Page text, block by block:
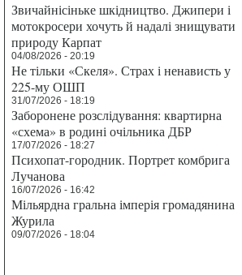
Звичайнісіньке шкідництво. Джипери і
мотокросери хочуть й надалі знищувати
природу Карпат
04/08/2026 - 20:19
Не тільки «Скеля». Страх і ненависть у
225-му ОШП
31/07/2026 - 18:19
Заборонене розслідування: квартирна
«схема» в родині очільника ДБР
17/07/2026 - 18:27
Психопат-городник. Портрет комбрига
Лучанова
16/07/2026 - 16:42
Мільярдна гральна імперія громадянина
Журила
09/07/2026 - 18:04